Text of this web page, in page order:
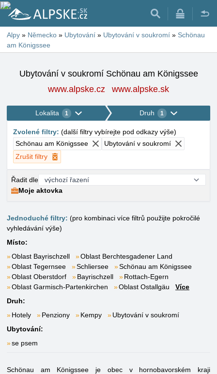
Alpy » Německo » Ubytování » Ubytování v soukromí » Schönau
am Königssee
Ubytování v soukromí Schönau am Königssee
www.alpske.cz
www.alpske.sk
Lokalita 1 Druh 1
Zvolené filtry: (další filtry vybírejte pod odkazy výše)
Schönau am Königssee
Ubytování v soukromí
Zrušit filtry
Řadit dle
Moje aktovka
Jednoduché filtry: (pro kombinaci více filtrů použijte pokročilé
vyhledávání výše)
Místo:
Oblast Bayrischzell
Oblast Berchtesgadener Land
Oblast Tegernsee
Schliersee
Schönau am Königssee
Oblast Oberstdorf
Bayrischzell
Rottach-Egern
Oblast Garmisch-Partenkirchen
Oblast Ostallgäu
Více
Druh:
Hotely
Penziony Kempy
Ubytování v soukromí
Ubytování:
se psem
Schönau am Königssee je obec v hornobavorském kraji